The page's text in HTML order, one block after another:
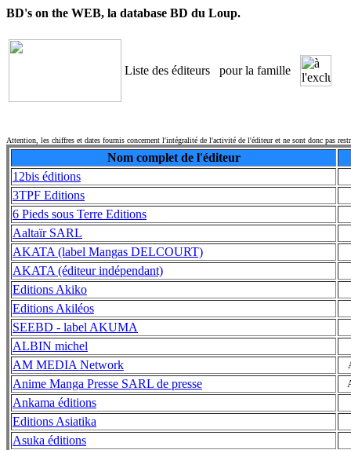
BD's on the WEB, la database BD du Loup.
Liste des éditeurs pour la famille
Attention, les chiffres et dates fournis concernent l'intégralité de l'activité de l'éditeur et ne sont donc pas
Nom complet de l'éditeur
12bis éditions
3TPF Editions
6 Pieds sous Terre Editions
Aaltaïr SARL
AKATA (label Mangas DELCOURT)
AKATA (éditeur indépendant)
Editions Akiko
Editions Akiléos
SEEBD - label AKUMA
ALBIN michel
AM MEDIA Network
Anime Manga Presse SARL de presse
Ankama éditions
Editions Asiatika
Asuka éditions